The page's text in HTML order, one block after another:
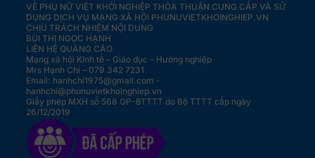
VỀ PHỤ NỮ VIỆT KHỞI NGHIỆPTHỎA THUẬN CUNG CẤP VÀ SỬ
DỤNG DỊCH VỤ MẠNG XÃ HỘI PHUNUVIETKHOINGHIEP.VN
CHỊU TRÁCH NHIỆM NỘI DUNG
BÙI THỊ NGỌC HẠNH
LIÊN HỆ QUẢNG CÁO
Mạng xã hội Kinh tế – Giáo dục – Hướng nghiệp
Mrs Hạnh Chi – 079 342 7231
Email: hanhchi1975@gmail.com -
hanhchi@phunuvietkhoinghiep.vn
Giấy phép MXH số 568 GP-BTTTT do Bộ TTTT cấp ngày
26/12/2019